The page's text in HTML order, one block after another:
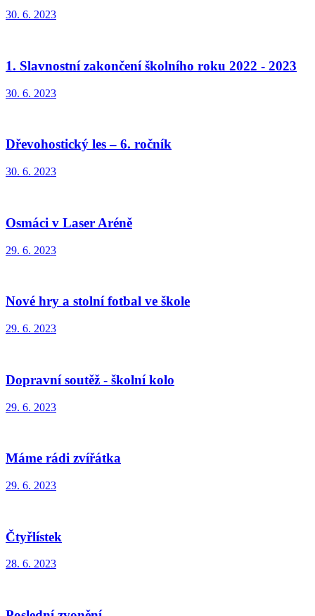
30. 6. 2023
1. Slavnostní zakončení školního roku 2022 - 2023
30. 6. 2023
Dřevohostický les – 6. ročník
30. 6. 2023
Osmáci v Laser Aréně
29. 6. 2023
Nové hry a stolní fotbal ve škole
29. 6. 2023
Dopravní soutěž - školní kolo
29. 6. 2023
Máme rádi zvířátka
29. 6. 2023
Čtyřlístek
28. 6. 2023